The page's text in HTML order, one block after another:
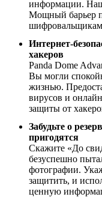
информации. Наш
Мощный барьер
Интернет-
хакеров
Panda Dome
Вы могли
жизнью.
вирусов и
защиты от
Забудьте о
пригодятся
Скажите «До
безуспешно
фотографии.
защитить, и
ценную